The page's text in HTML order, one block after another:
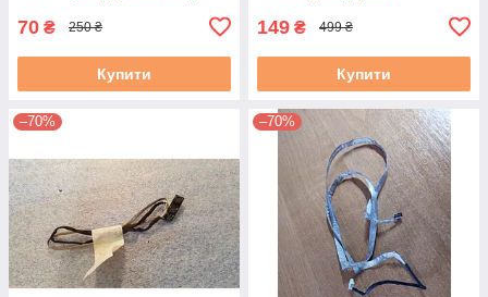
70 ₴ 250 ₴
Купити
149 ₴ 499 ₴
Купити
–70% –70%